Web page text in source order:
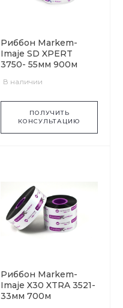
Риббон Markem-
Imaje SD XPERT
3750- 55мм 900м
В наличии
ПОЛУЧИТЬ
КОНСУЛЬТАЦИЮ
Риббон Markem-
Imaje X30 XTRA 3521-
33мм 700м